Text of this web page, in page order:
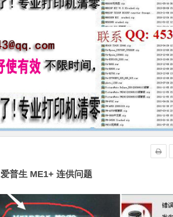
爱普生 ME1+ 连供问题